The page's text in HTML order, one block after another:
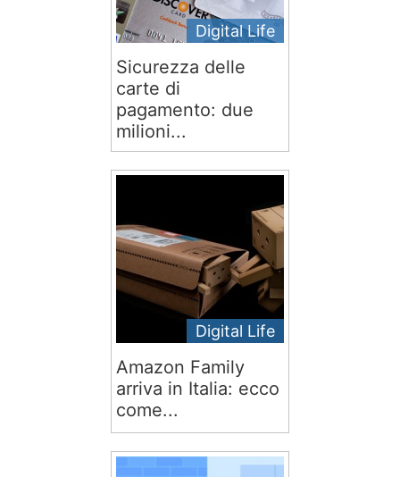
Digital Life
Sicurezza delle
carte di
pagamento: due
milioni...
Digital Life
Amazon Family
arriva in Italia: ecco
come...